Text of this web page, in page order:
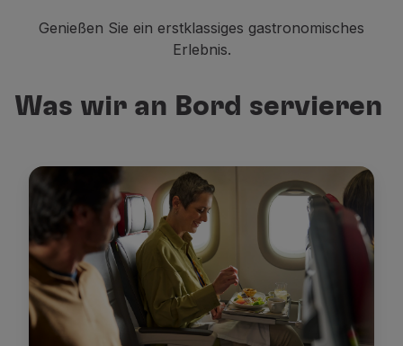
Besondere hilfeleistungen
Anforderungen und Dokumente
Fliegende Economy Prime
Fliegende Economy
Mahlzeiten an bord
Unterhaltung
Wi-Fi
Verwalten der Reserve
Buchung Verwalten
Extras und Upgrades
Genießen Sie ein erstklassiges gastronomisches
Erlebnis.
Was wir an Bord servieren